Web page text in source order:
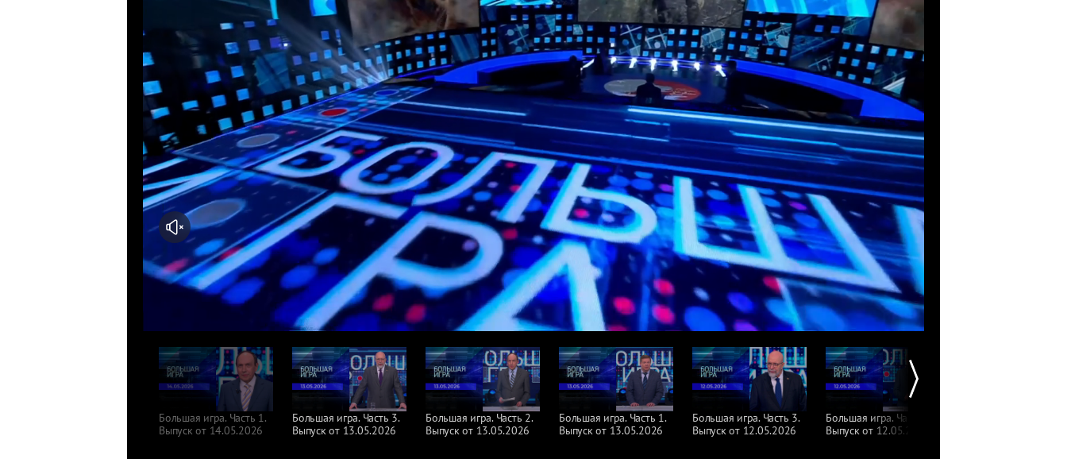
Большая игра. Часть 1.
Выпуск от 14.05.2026
Большая игра. Часть 3.
Выпуск от 13.05.2026
Большая игра. Часть 2.
Выпуск от 13.05.2026
Большая игра. Часть 1.
Выпуск от 13.05.2026
Большая игра. Часть 3.
Выпуск от 12.05.2026
Большая игра. Часть 2.
Выпуск от 12.05.2026